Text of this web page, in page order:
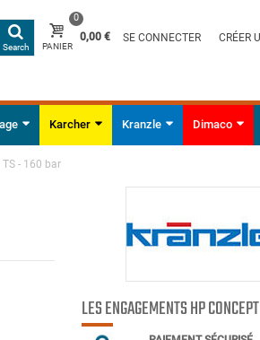
Search PANIER
0
0,00 € SE CONNECTER CRÉER
Karcher Kranzle Dimaco
- 160 bar
LES ENGAGEMENTS HP CONCEPT